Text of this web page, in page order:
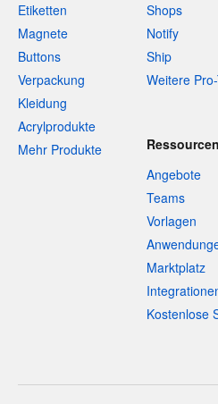
Etiketten
Magnete
Buttons
Verpackung
Kleidung
Acrylprodukte
Mehr Produkte
Shops
Notify
Ship
Weitere
Ressourcen
Angebote
Teams
Vorlagen
Marktplatz
Kostenlose